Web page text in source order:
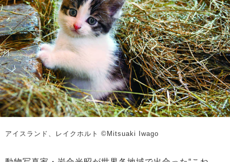
アイスランド、レイクホルト ©Mitsuaki Iwago